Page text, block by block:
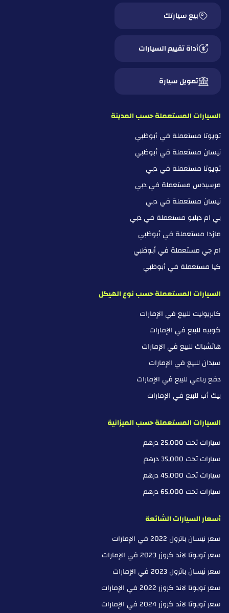
بيع سيارتك
أداة تقييم السيارات
تمويل سيارة
السيارات المستعملة حسب المدينة
تويوتا مستعملة في أبوظبي
نيسان مستعملة في أبوظبي
تويوتا مستعملة في دبي
مرسيدس مستعملة في دبي
نيسان مستعملة في دبي
بي ام دبليو مستعملة في دبي
مازدا مستعملة في أبوظبي
ام جي مستعملة في أبوظبي
كيا مستعملة في أبوظبي
السيارات المستعملة حسب نوع الهيكل
كابريوليت للبيع في الإمارات
كوبيه للبيع في الإمارات
هاتشباك للبيع في الإمارات
سيدان للبيع في الإمارات
دفع رباعي للبيع في الإمارات
بيك أب للبيع في الإمارات
السيارات المستعملة حسب الميزانية
سيارات تحت 25,000 درهم
سيارات تحت 35,000 درهم
سيارات تحت 45,000 درهم
سيارات تحت 65,000 درهم
أسعار السيارات الشائعة
سعر نيسان باترول 2022 في الإمارات
سعر تويوتا لاند كروزر 2023 في الإمارات
سعر نيسان باترول 2023 في الإمارات
سعر تويوتا لاند كروزر 2022 في الإمارات
سعر تويوتا لاند كروزر 2024 في الإمارات